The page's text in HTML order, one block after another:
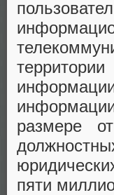
размере
пяти